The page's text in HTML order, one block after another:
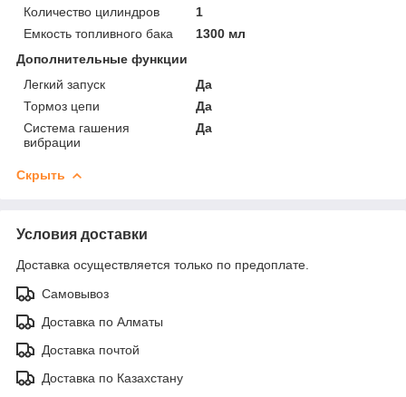
Количество цилиндров
1
Емкость топливного бака
1300 мл
Дополнительные функции
Легкий запуск
Да
Тормоз цепи
Да
Система гашения
вибрации
Да
Скрыть
Условия доставки
Доставка осуществляется только по предоплате.
Самовывоз
Доставка по Алматы
Доставка почтой
Доставка по Казахстану